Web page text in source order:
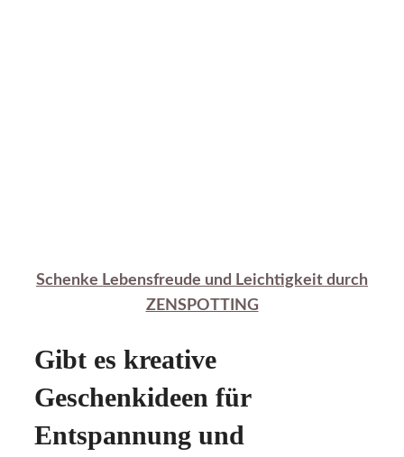
Schenke Lebensfreude und Leichtigkeit durch
ZENSPOTTING
Gibt es kreative
Geschenkideen für
Entspannung und